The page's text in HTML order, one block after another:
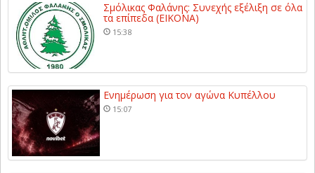
Σμόλικας Φαλάνης: Συνεχής εξέλιξη σε όλα
τα επίπεδα (ΕΙΚΟΝΑ)
15:38
Ενημέρωση για τον αγώνα Κυπέλλου
15:07